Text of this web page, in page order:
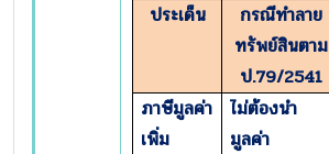
ประเด็น
กรณีทำลาย
ทรัพย์สินตาม
ป.79/2541
ภาษีมูลค่า
เพิ่ม
ไม่ต้องนำ
มูลค่า